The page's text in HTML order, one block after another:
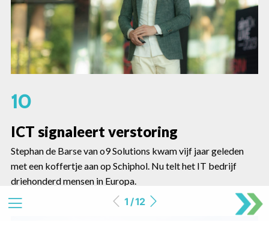
10
ICT signaleert verstoring
Stephan de Barse van o9 Solutions kwam vijf jaar geleden
met een koffertje aan op Schiphol. Nu telt het IT bedrijf
driehonderd mensen in Europa.
1 / 12